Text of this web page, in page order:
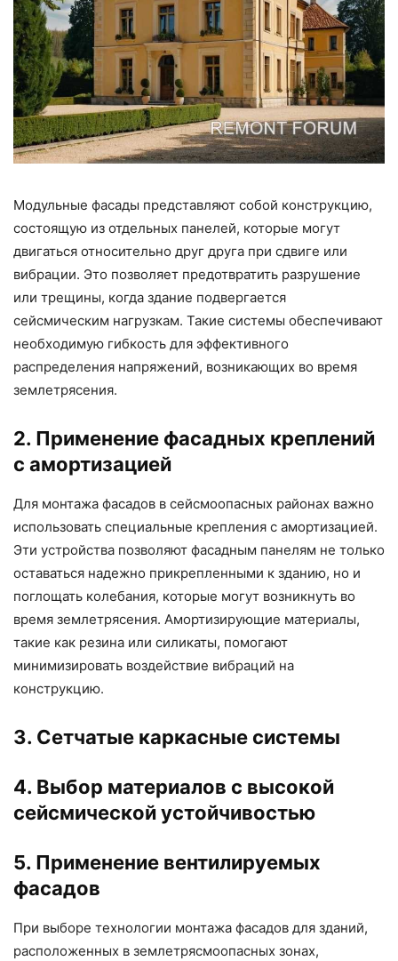
Модульные фасады представляют собой конструкцию,
состоящую из отдельных панелей, которые могут
двигаться относительно друг друга при сдвиге или
вибрации. Это позволяет предотвратить разрушение
или трещины, когда здание подвергается
сейсмическим нагрузкам. Такие системы обеспечивают
необходимую гибкость для эффективного
распределения напряжений, возникающих во время
землетрясения.
2. Применение фасадных креплений
с амортизацией
Для монтажа фасадов в сейсмоопасных районах важно
использовать специальные крепления с амортизацией.
Эти устройства позволяют фасадным панелям не только
оставаться надежно прикрепленными к зданию, но и
поглощать колебания, которые могут возникнуть во
время землетрясения. Амортизирующие материалы,
такие как резина или силикаты, помогают
минимизировать воздействие вибраций на
конструкцию.
3. Сетчатые каркасные системы
4. Выбор материалов с высокой
сейсмической устойчивостью
5. Применение вентилируемых
фасадов
При выборе технологии монтажа фасадов для зданий,
расположенных в землетрясмоопасных зонах,